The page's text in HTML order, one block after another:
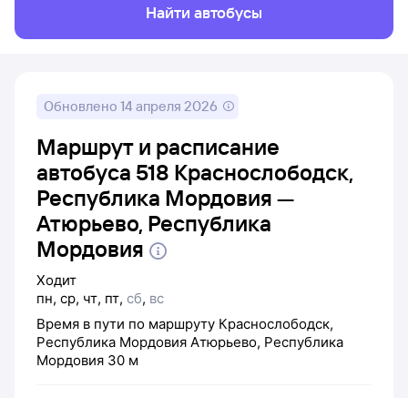
Найти автобусы
Обновлено 14 апреля 2026
Маршрут и расписание
автобуса 518 Краснослободск,
Республика Мордовия —
Атюрьево, Республика
Мордовия
Ходит
пн, ср, чт, пт, сб, вс
Время в пути по маршруту Краснослободск,
Республика Мордовия Атюрьево, Республика
Мордовия 30 м